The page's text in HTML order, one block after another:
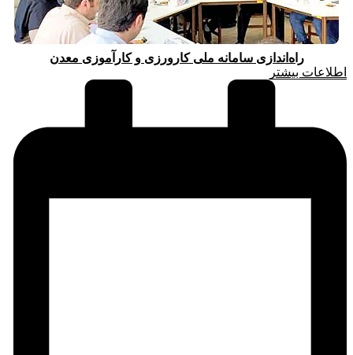
راه‌اندازی سامانه ملی کارورزی و کارآموزی معدن
اطلاعات بیشتر